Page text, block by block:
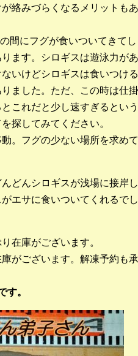
絡みづらくなるメリットも
間にフグが食いついてきて
ます。シロギスは遊泳力が
いけどシロギスは食いつける
ました。ただ、この時は仕
これだと少し速すぎるとい
探してみてください。
。フグの少ない場所を求め
どんシロギスが浅場に接岸
エサに食いついてくれるでし
在庫がございます。
がございます。解凍予約も
す。